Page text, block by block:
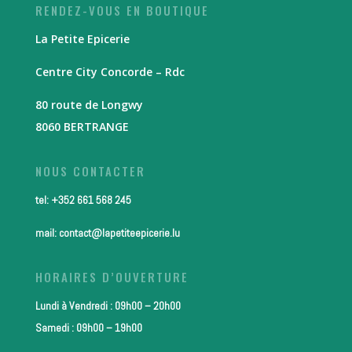
RENDEZ-VOUS EN BOUTIQUE
La Petite Epicerie
Centre City Concorde – Rdc
80 route de Longwy
8060 BERTRANGE
NOUS CONTACTER
tel: +352 661 568 245
mail: contact@lapetiteepicerie.lu
HORAIRES D’OUVERTURE
Lundi à Vendredi : 09h00 – 20h00
Samedi : 09h00 – 19h00